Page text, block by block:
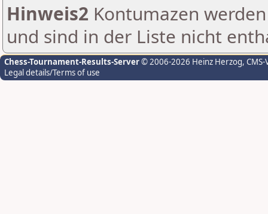
Hinweis2 Kontumazen
und sind in der Liste nicht
Chess-Tournament-Results-Server© 2006-2026 Heinz Herzog,
Legal details/Terms of use